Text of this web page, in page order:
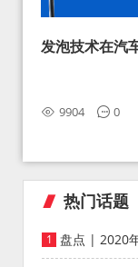
发泡技术在汽
9904 0
热门话题
盘点 | 2020